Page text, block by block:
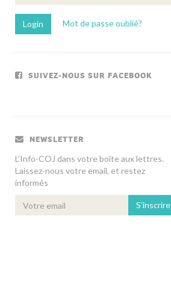
Mot de passe oublié?
SUIVEZ-NOUS SUR FACEBOOK
NEWSLETTER
L’Info-COJ dans votre boîte aux lettres.
Laissez-nous votre email, et restez
informés
S'inscrire